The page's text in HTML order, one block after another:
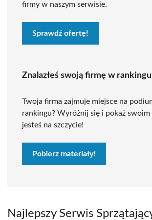
firmy w naszym serwisie.
Sprawdź ofertę!
Znalazłeś swoją firmę w
Twoja firma zajmuje miejsce na
rankingu? Wyróżnij się i pokaż
jesteś na szczycie!
Pobierz materiały!
Najlepszy Serwis